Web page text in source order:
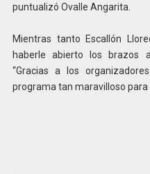
puntualizó Ovalle Angarita.
Mientras tanto Escallón
haberle abierto los brazos
“Gracias a los
programa tan maravilloso para